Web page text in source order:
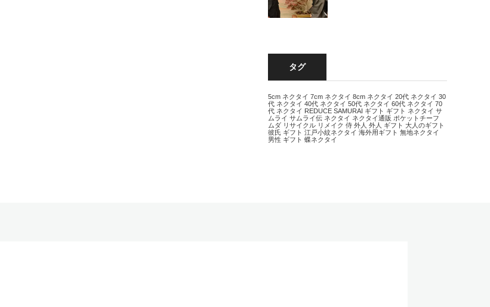
タグ
5cm ネクタイ 7cm ネクタイ 8cm ネクタイ 20代 ネクタイ 30
代 ネクタイ 40代 ネクタイ 50代 ネクタイ 60代 ネクタイ 70
代 ネクタイ REDUCE SAMURAI ギフト ギフト ネクタイ サ
ムライ サムライ伝 ネクタイ ネクタイ通販 ポケットチーフ
ムダ リサイクル リメイク 侍 外人 外人 ギフト 大人のギフト
彼氏 ギフト 江戸小紋ネクタイ 海外用ギフト 無地ネクタイ
男性 ギフト 蝶ネクタイ